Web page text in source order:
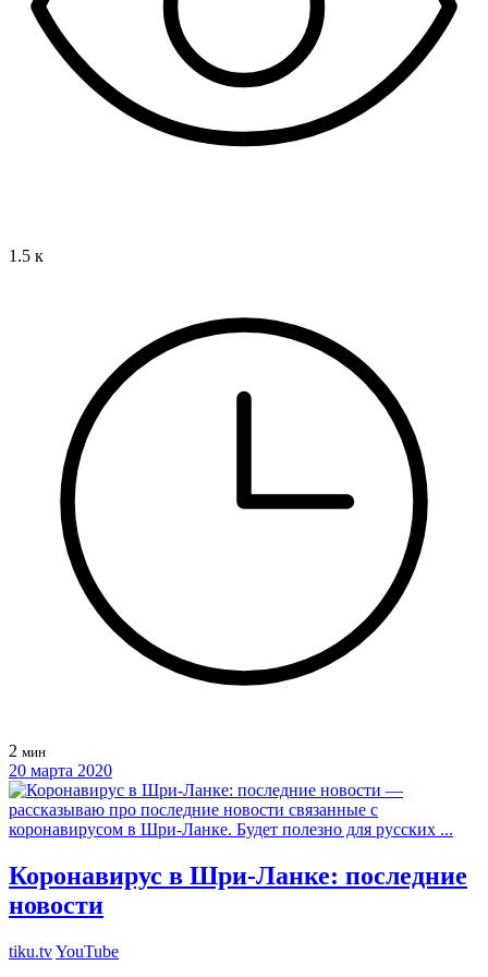
1.5 к
2 мин
20 марта 2020
Коронавирус в Шри-Ланке: последние
новости
tiku.tvYouTube